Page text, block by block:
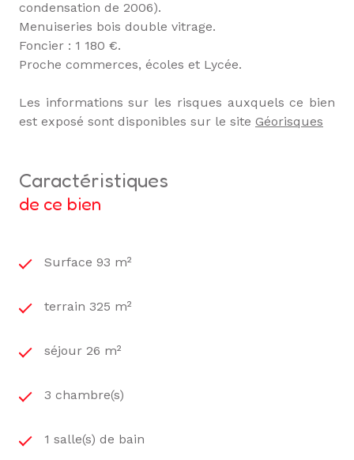
condensation de 2006).
Menuiseries bois double vitrage.
Foncier : 1 180 €.
Proche commerces, écoles et Lycée.
Les informations sur les risques auxquels ce bien
est exposé sont disponibles sur le site Géorisques
caractéristiques
de ce bien
Surface 93 m²
terrain 325 m²
séjour 26 m²
3 chambre(s)
1 salle(s) de bain